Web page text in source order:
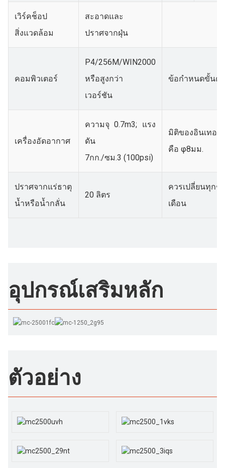
เวิร์คช็อป
สิ่งแวดล้อม
สะอาดและ
ปราศจากฝุ่น
คอมพิวเตอร์
P4/256M/WIN2000
หรือสูงกว่า
เวอร์ชัน
ข้อกำหนดขั้นต่ำ
เครื่องอัดอากาศ
ความจุ 0.7m3; แรง
ดัน
7กก./ซม.3 (100psi)
มิติของอินเทอร์
คือ φ8มม.
ปราศจากแร่ธาตุ
น้ำหรือน้ำกลั่น
20 ลิตร
ควรเปลี่ยนทุ
เดือน
อุปกรณ์เสริมหลัก
ตัวอย่าง